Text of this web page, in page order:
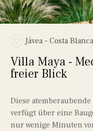
Jávea - Costa Blanca
Villa Maya -
freier Blick
Diese
verfügt über eine
nur wenige Minuten